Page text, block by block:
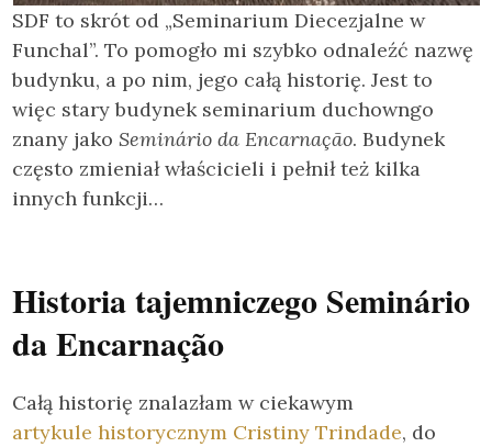
SDF to skrót od „Seminarium Diecezjalne w
Funchal”. To pomogło mi szybko odnaleźć nazwę
budynku, a po nim, jego całą historię. Jest to
więc stary budynek seminarium duchowngo
znany jakoSeminário da Encarnação. Budynek
często zmieniał właścicieli i pełnił też kilka
innych funkcji…
Historia tajemniczego Seminário
da Encarnação
Całą historię znalazłam w ciekawym
artykule historycznym Cristiny Trindade, do